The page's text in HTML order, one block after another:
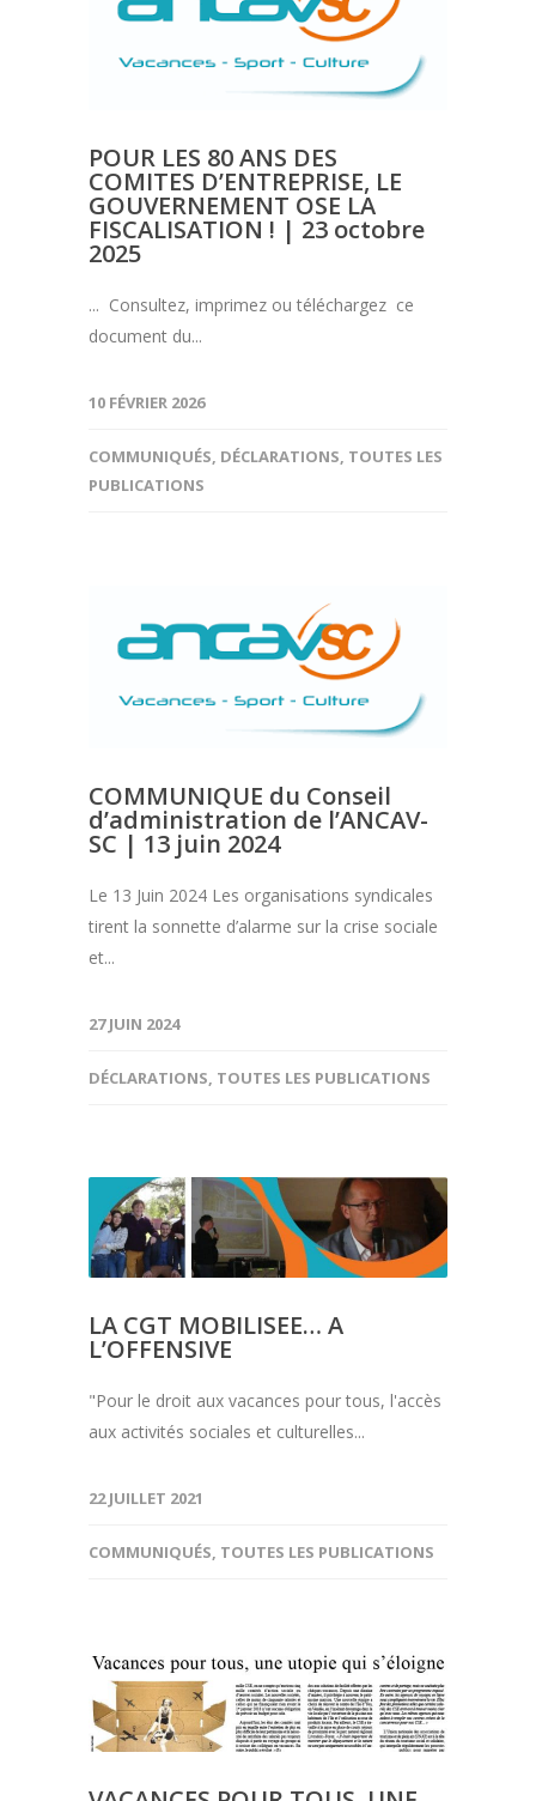
POUR LES 80 ANS DES
COMITES D’ENTREPRISE, LE
GOUVERNEMENT OSE LA
FISCALISATION ! | 23 octobre
2025
... Consultez, imprimez ou téléchargez ce
document du...
10 FÉVRIER 2026
COMMUNIQUÉS, DÉCLARATIONS, TOUTES LES
PUBLICATIONS
COMMUNIQUE du Conseil
d’administration de l’ANCAV-
SC | 13 juin 2024
Le 13 Juin 2024 Les organisations syndicales
tirent la sonnette d’alarme sur la crise sociale
et...
27 JUIN 2024
DÉCLARATIONS, TOUTES LES PUBLICATIONS
LA CGT MOBILISEE… A
L’OFFENSIVE
"Pour le droit aux vacances pour tous, l'accès
aux activités sociales et culturelles...
22 JUILLET 2021
COMMUNIQUÉS, TOUTES LES PUBLICATIONS